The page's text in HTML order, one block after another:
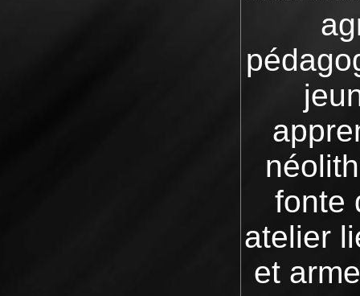
fonte
atelier
et